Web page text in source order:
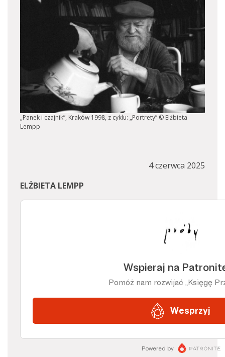
„Panek i czajnik”, Kraków 1998, z cyklu: „Portrety” © Elżbieta
Lempp
4 czerwca 2025
ELŻBIETA LEMPP